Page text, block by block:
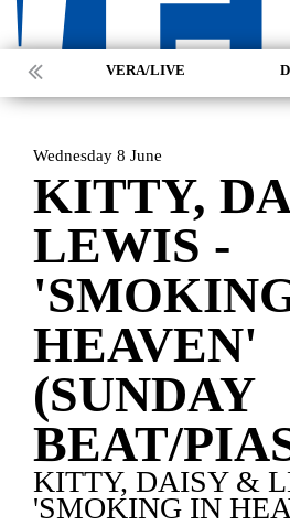
VERA/LIVE
Wednesday 8 June
KITTY,
LEWIS -
HEAVEN'
(SUNDAY
BEAT/
KITTY, DAISY &
'SMOKING IN